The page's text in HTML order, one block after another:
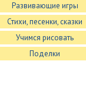
Развивающие игры
Стихи, песенки, сказки
Учимся рисовать
Поделки